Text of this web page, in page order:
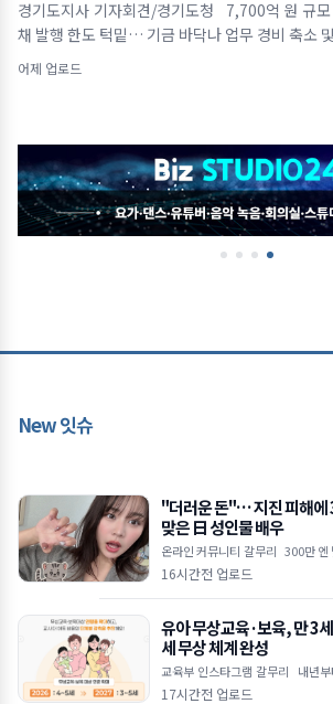
경기도지사 기자회견/경기도청 7,700억 원 규
채 발행 한도 턱밑… 기금 바닥나 업무 경비 축소
어제 업로드
New 잇슈
"더러운 돈"… 지진 피해에
맞은 日 성인물 배우
온라인 커뮤니티 갈무리 300만 엔
전달 직업 비하하며 악플 쏟아낸 일
16시간전 업로드
유아 무상교육·보육, 만 3
세 무상 체계 완성
교육부 인스타그램 갈무리 내년부
육 지원 대상 포함 공공보육 이용률
17시간전 업로드